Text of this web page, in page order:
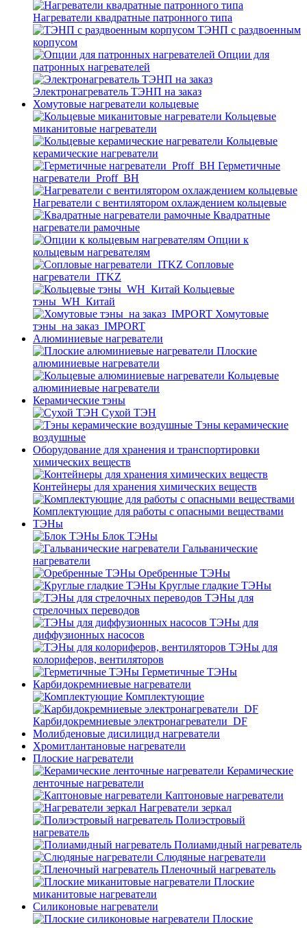
Нагреватели квадратные патронного типа
ТЭНП с раздвоенным
корпусом
Опции для
патронных нагревателей
Электронагреватель ТЭНП на заказ
Хомутовые нагреватели кольцевые
Кольцевые
миканитовые нагреватели
Кольцевые
керамические нагреватели
Герметичные
нагреватели_Proff_BH
Нагреватели с вентилятором охлаждением кольцевые
Квадратные
нагреватели рамочные
Опции к
кольцевым нагревателям
Cопловые
нагреватели_ITKZ
Кольцевые
тэны_WH_Китай
Хомутовые
тэны_на заказ_IMPORT
Алюминиевые нагреватели
Плоские
алюминиевые нагреватели
Кольцевые
алюминиевые нагреватели
Керамические тэны
Сухой ТЭН
Тэны керамические
воздушные
Оборудование для хранения и транспортировки
химических веществ
Контейнеры для хранения химических веществ
Комплектующие для работы с опасными веществами
ТЭНы
Блок ТЭНы
Гальванические
нагреватели
Оребренные ТЭНы
Круглые гладкие ТЭНы
ТЭНы для
стрелочных переводов
ТЭНы для
диффузионных насосов
ТЭНы для
колориферов, вентиляторов
Герметичные ТЭНы
Карбидокремниевые нагреватели
Комплектующие
Карбидокремниевые электронагреватели_DF
Молибденовые дисилицид нагреватели
Хромитлантановые нагреватели
Плоские нагреватели
Керамические
ленточные нагреватели
Каптоновые нагреватели
Нагреватели зеркал
Полиэстровый
нагреватель
Полиамидный нагреватель
Слюдяные нагреватели
Пленочный нагреватель
Плоские
миканитовые нагреватели
Силиконовые нагреватели
Плоские